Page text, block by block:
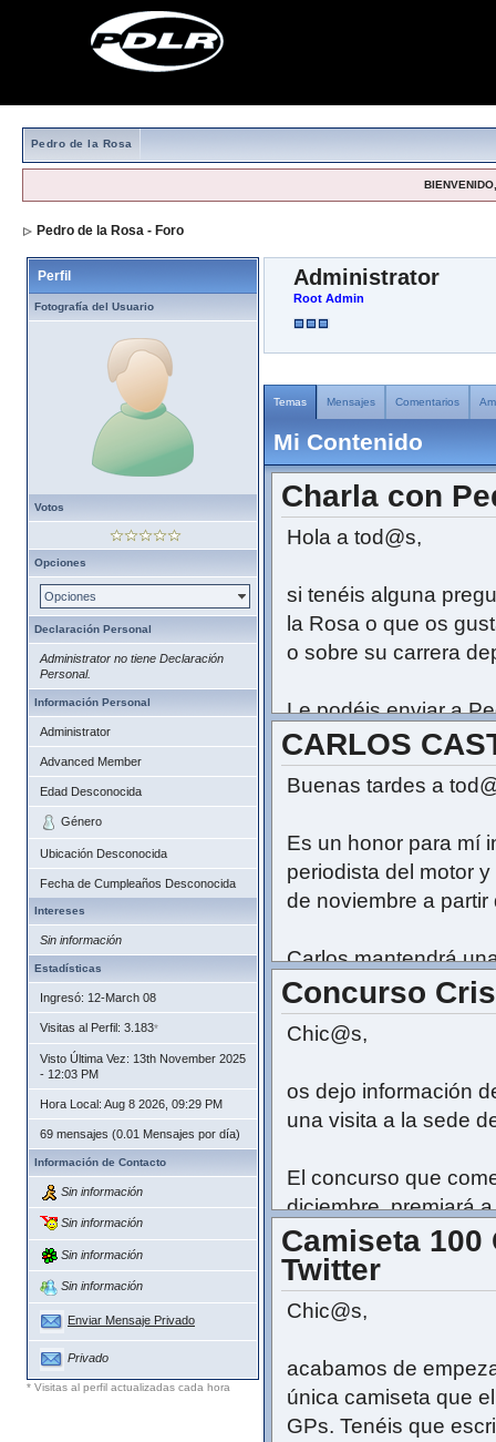
Pedro de la Rosa
Pedro de la Rosa - Foro
Perfil
Fotografía del Usuario
Votos
Opciones
Opciones
Declaración Personal
Administrator no tiene Declaración
Personal.
Información Personal
Administrator
Advanced Member
Edad Desconocida
Género
Ubicación Desconocida
Fecha de Cumpleaños Desconocida
Intereses
Sin información
Estadísticas
Ingresó: 12-March 08
Visitas al Perfil: 3.183*
Visto Última Vez: 13th November 2025
- 12:03 PM
Hora Local: Aug 8 2026, 09:29 PM
69 mensajes (0.01 Mensajes por día)
Información de Contacto
Sin información
Sin información
Sin información
Sin información
Enviar Mensaje Privado
Privado
* Visitas al perfil actualizadas cada hora
Administrator
Root Admin
Temas Mensajes Comentarios
Mi Contenido
Charla con
Hola a tod@s,
si tenéis alguna
la Rosa o que os
o sobre su carrera
Le podéis enviar a
responderá antes de
marzo.
un mismo mensaje.
elegirá si hay más.
CARLOS
Buenas tardes a
Es un honor para mí
periodista del motor
de noviembre a partir
Carlos mantendrá
las preguntas que
motor. Contestará
responder en directo
Esperamos que
desde este Foro que
Si queréis leer un
blog:http://
Concurso
Chic@s,
os dejo información
una visita a la sede
El concurso que
diciembre, premiará
aporten al perfil de
http://
Camiseta 100
Twitter
Chic@s,
acabamos de
única camiseta que
GPs. Tenéis que